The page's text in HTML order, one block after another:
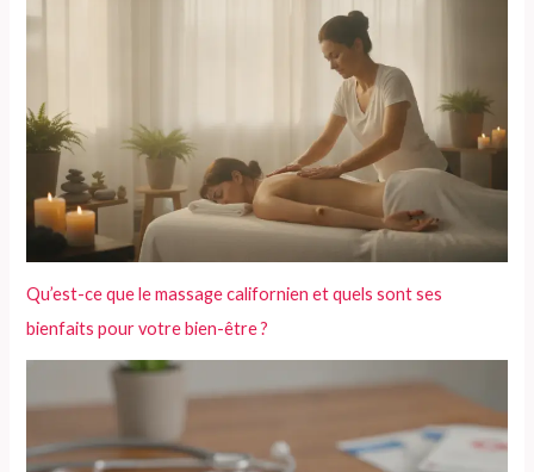
Qu’est-ce que le massage californien et quels sont ses
bienfaits pour votre bien-être ?